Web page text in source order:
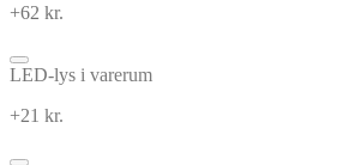
+62 kr.
LED-lys i varerum
+21 kr.